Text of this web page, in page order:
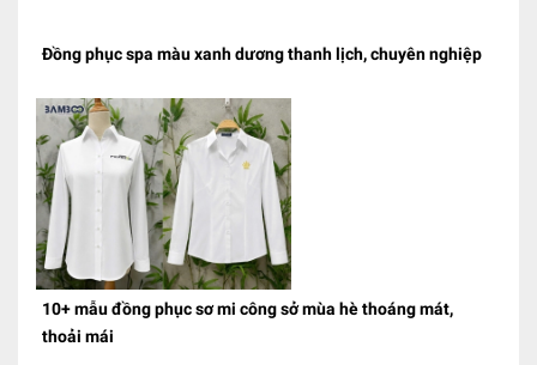
Đồng phục spa màu xanh dương thanh lịch, chuyên nghiệp
10+ mẫu đồng phục sơ mi công sở mùa hè thoáng mát,
thoải mái